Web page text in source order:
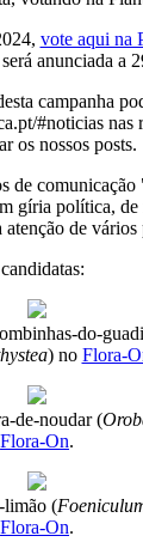
vote aqui na
anunciada a
campanha
#noticias nas
os nossos posts.
de comunicação
gíria política, de
atenção de
do-
) no Flora-
de-noudar (
Flora-On.
limão (
Flora-On.